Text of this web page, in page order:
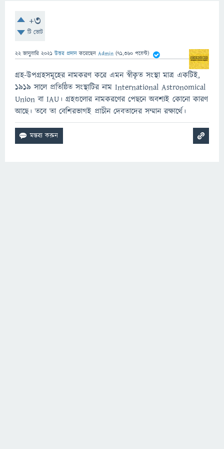
+3
টি ভোট
22 জানুয়ারি 2021 উত্তর প্রদান করেছেন Admin (71,360 পয়েন্ট)
গ্রহ-উপগ্রহসমূহের নামকরণ করে এমন স্বীকৃত সংস্থা মাত্র একটিই,
১৯১৯ সালে প্রতিষ্ঠিত সংস্থাটির নাম International Astronomical
Union বা IAU। গ্রহগুলোর নামকরণের পেছনে অবশ্যই কোনো কারণ
আছে। তবে তা বেশিরভাগই প্রাচীন দেবতাদের সম্মান রক্ষার্থে।